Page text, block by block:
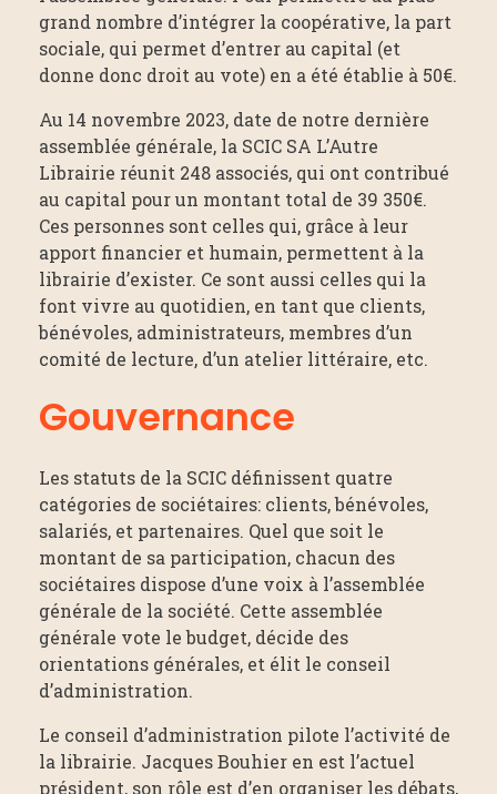
grand nombre d’intégrer la coopérative, la part
sociale, qui permet d’entrer au capital (et
donne donc droit au vote) en a été établie à 50€.
Au 14 novembre 2023, date de notre dernière
assemblée générale, la SCIC SA L’Autre
Librairie réunit 248 associés, qui ont contribué
au capital pour un montant total de 39 350€.
Ces personnes sont celles qui, grâce à leur
apport financier et humain, permettent à la
librairie d’exister. Ce sont aussi celles qui la
font vivre au quotidien, en tant que clients,
bénévoles, administrateurs, membres d’un
comité de lecture, d’un atelier littéraire, etc.
Gouvernance
Les statuts de la SCIC définissent quatre
catégories de sociétaires: clients, bénévoles,
salariés, et partenaires. Quel que soit le
montant de sa participation, chacun des
sociétaires dispose d’une voix à l’assemblée
générale de la société. Cette assemblée
générale vote le budget, décide des
orientations générales, et élit le conseil
d’administration.
Le conseil d’administration pilote l’activité de
la librairie. Jacques Bouhier en est l’actuel
président, son rôle est d’en organiser les débats,